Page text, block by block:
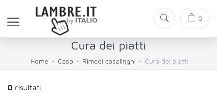
0
Cura dei piatti
Home Casa Rimedi casalinghi Cura dei piatti
0 risultati.